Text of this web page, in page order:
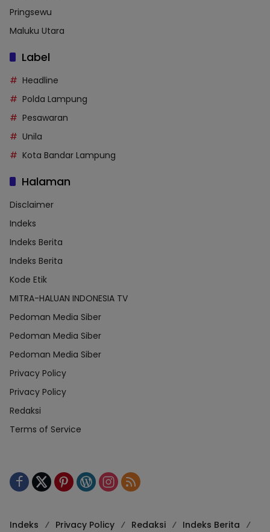
Pringsewu
Maluku Utara
Label
Headline
Polda Lampung
Pesawaran
Unila
Kota Bandar Lampung
Halaman
Disclaimer
Indeks
Indeks Berita
Indeks Berita
Kode Etik
MITRA-HALUAN INDONESIA TV
Pedoman Media Siber
Pedoman Media Siber
Pedoman Media Siber
Privacy Policy
Privacy Policy
Redaksi
Terms of Service
Indeks Privacy Policy Redaksi Indeks Berita